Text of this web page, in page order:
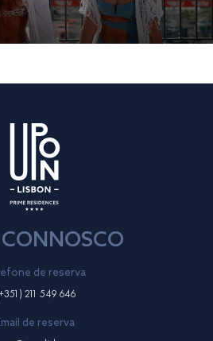
de reserva
211 549 646
de reserva